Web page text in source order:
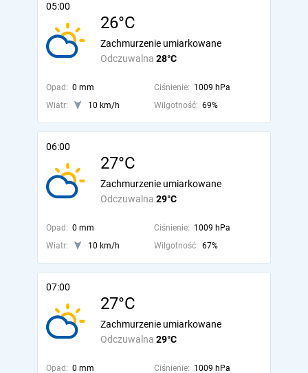
05:00
26°C
Odczuwalna 28°C
Zachmurzenie umiarkowane
Opad: 0 mm Ciśnienie: 1009 hPa
Wiatr:
10 km/h Wilgotność: 69%
06:00
27°C
Odczuwalna 29°C
Zachmurzenie umiarkowane
Opad: 0 mm Ciśnienie: 1009 hPa
Wiatr:
10 km/h Wilgotność: 67%
07:00
27°C
Odczuwalna 29°C
Zachmurzenie umiarkowane
Opad: 0 mm Ciśnienie: 1009 hPa